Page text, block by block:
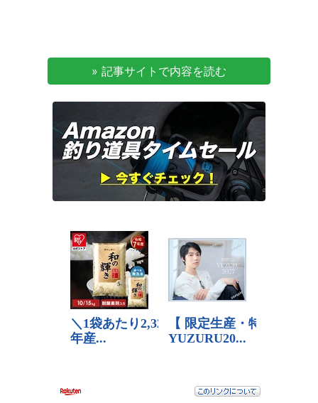
» 記事サイトで内容を読む